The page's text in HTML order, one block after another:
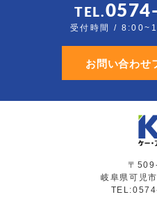
TEL.
受付時間 /
お問い合わせ
〒
岐阜県可児